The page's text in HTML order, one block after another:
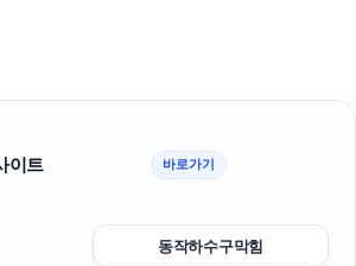
이트 바로가기
동작하수구막힘